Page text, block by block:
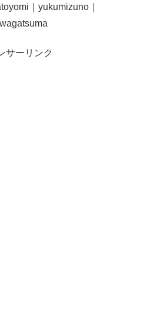
｜yukumizuno｜
サーリンク